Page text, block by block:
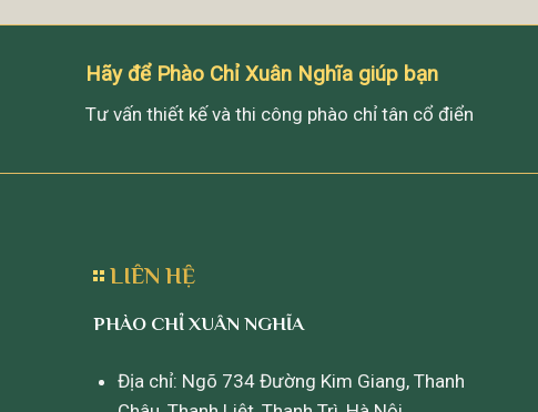
Hãy để Phào Chỉ Xuân Nghĩa giúp bạn
Tư vấn thiết kế và thi công phào chỉ tân cổ điển
LIÊN HỆ
PHÀO CHỈ XUÂN NGHĨA
Địa chỉ: Ngõ 734 Đường Kim Giang, Thanh